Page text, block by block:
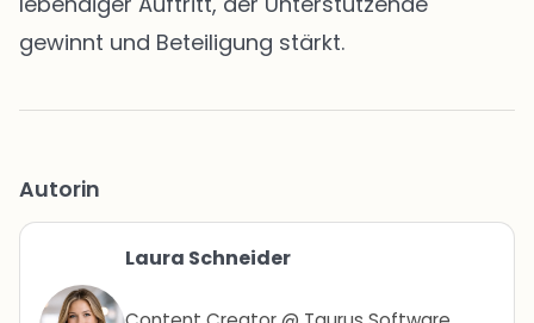
gewinnt und Beteiligung stärkt.
Autorin
Laura Schneider